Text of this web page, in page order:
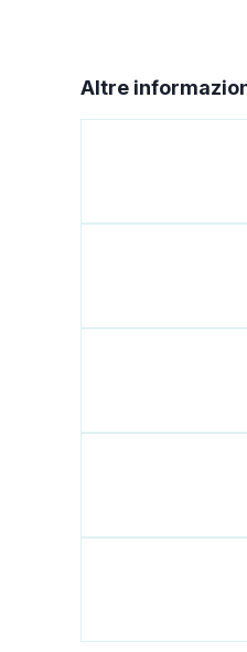
Altre